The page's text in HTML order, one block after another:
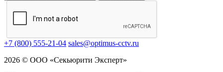
+7 (800) 555-21-04 sales@optimus-cctv.ru
2026 © ООО «Секьюрити Эксперт»